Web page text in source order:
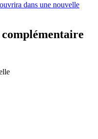
dans une nouvelle